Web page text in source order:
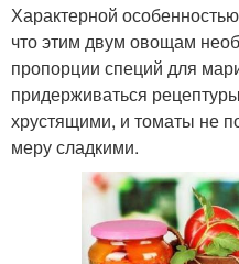
Характерной
что этим двум овощам
пропорции специй для
придерживаться
хрустящими, и томаты не
меру сладкими.